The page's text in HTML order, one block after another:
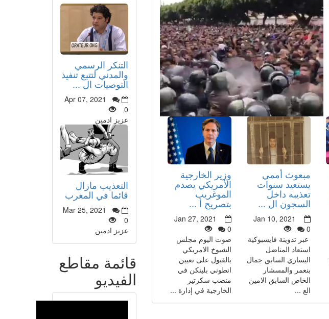
التنكر الرسمي
والمدني لتتبع تنفيذ
التوصيات ال ...
Apr 07, 2021
0
عزيز ادمين
التعذيب مازال
قائما في المغرب
Mar 25, 2021
0
عزيز ادمين
قائمة مقاطع
الفيديو
وزير الخارجية
الأمريكي يصدم
الموغريب
بتصريح أ ...
Jan 27, 2021
0
صوت اليوم مجلس
الشيوخ الامريكي
بالقبول على تعيين
انطوني بلينكن في
منصب سكرتير
الخارجية في إدارة ...
مبعوث أممي
يستعيد سنوات
تعذيبه داخل
السجون ال ...
Jan 10, 2021
0
عبر تدوينة فايسبوكية
استعاد المناضل
اليساري السابق جمال
بنعمر والمسشار
الخاص السابق الامين
الع ...